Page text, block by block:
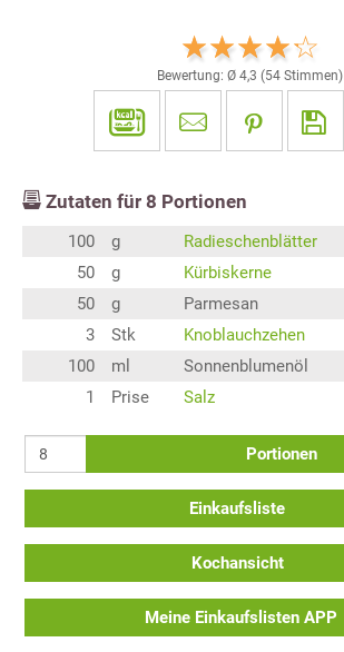
Bewertung: Ø 4,3 (54Stimmen)
Zutaten für 8 Portionen
100 g
Radieschenblätter
50
g
Kürbiskerne
50
g
Parmesan
3
Stk
Knoblauchzehen
100
ml
Sonnenblumenöl
1
Prise Salz
Portionen
Einkaufsliste
Kochansicht
Meine Einkaufslisten APP